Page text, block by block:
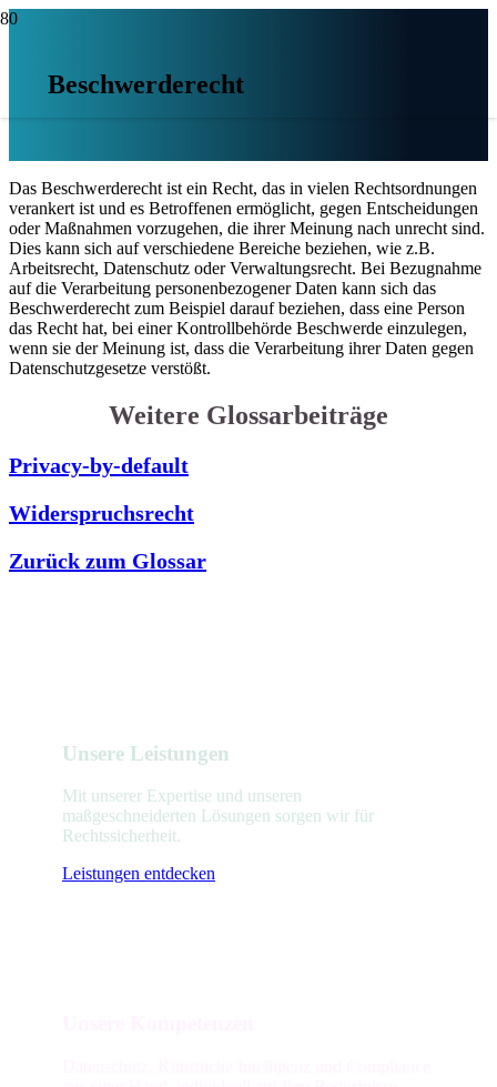
Beschwerderecht
Das Beschwerderecht ist ein Recht, das in vielen Rechtsordnungen
verankert ist und es Betroffenen ermöglicht, gegen Entscheidungen
oder Maßnahmen vorzugehen, die ihrer Meinung nach unrecht sind.
Dies kann sich auf verschiedene Bereiche beziehen, wie z.B.
Arbeitsrecht, Datenschutz oder Verwaltungsrecht. Bei Bezugnahme
auf die Verarbeitung personenbezogener Daten kann sich das
Beschwerderecht zum Beispiel darauf beziehen, dass eine Person
das Recht hat, bei einer Kontrollbehörde Beschwerde einzulegen,
wenn sie der Meinung ist, dass die Verarbeitung ihrer Daten gegen
Datenschutzgesetze verstößt.
Weitere Glossarbeiträge
Privacy-by-default
Widerspruchsrecht
Zurück zum Glossar
Unsere Leistungen
Mit unserer Expertise und unseren
maßgeschneiderten Lösungen sorgen wir für
Rechtssicherheit.
Leistungen entdecken